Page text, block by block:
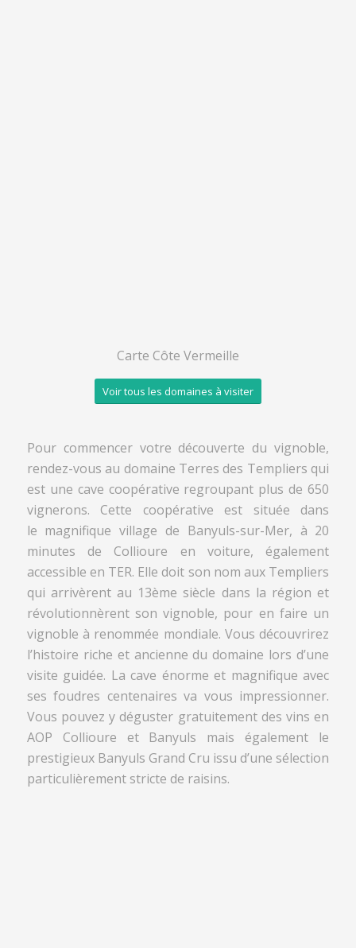
Carte Côte Vermeille
Voir tous les domaines à visiter
Pour commencer votre découverte du vignoble,
rendez-vous au domaine Terres des Templiers qui
est une cave coopérative regroupant plus de 650
vignerons. Cette coopérative est située dans
le magnifique village de Banyuls-sur-Mer, à 20
minutes de Collioure en voiture, également
accessible en TER. Elle doit son nom aux Templiers
qui arrivèrent au 13ème siècle dans la région et
révolutionnèrent son vignoble, pour en faire un
vignoble à renommée mondiale. Vous découvrirez
l’histoire riche et ancienne du domaine lors d’une
visite guidée. La cave énorme et magnifique avec
ses foudres centenaires va vous impressionner.
Vous pouvez y déguster gratuitement des vins en
AOP Collioure et Banyuls mais également le
prestigieux Banyuls Grand Cru issu d’une sélection
particulièrement stricte de raisins.